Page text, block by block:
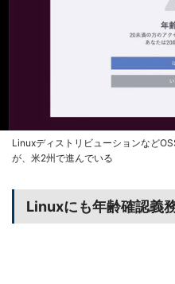
Linuxディストリビューションなど
が、米2州で進んでいる
Linuxにも年齢確認義